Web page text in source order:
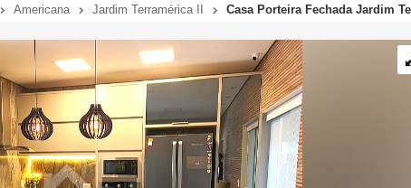
Americana Jardim Terramérica II Casa Porteira Fechada Jardim